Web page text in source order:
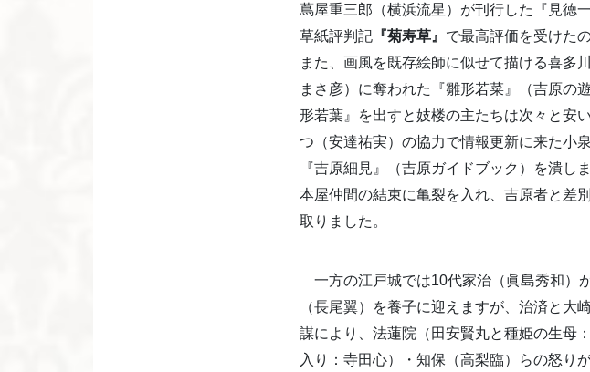
蔦屋重三郎（横浜流星）が刊行した『見徳
草紙評判記 『菊寿草』 で最高評価を受けた
また、画風を既存絵師に似せて描ける喜多
まさ彦）に奪われた『雛形若菜』（吉原の
形若葉』を出すと妓楼の主たちは次々と安
つ（安達祐実）の協力で情報更新に来た小
『吉原細見』（吉原ガイドブック）を潰
本屋仲間の結束に亀裂を入れ、吉原者と差
取りました。
一方の江戸城では10代家治（眞島秀和）
（長尾翼）を養子に迎えますが、治済と
謀により、法蓮院（田安賢丸と種姫の生母
入り：寺田心）・知保（高梨臨）らの怒り